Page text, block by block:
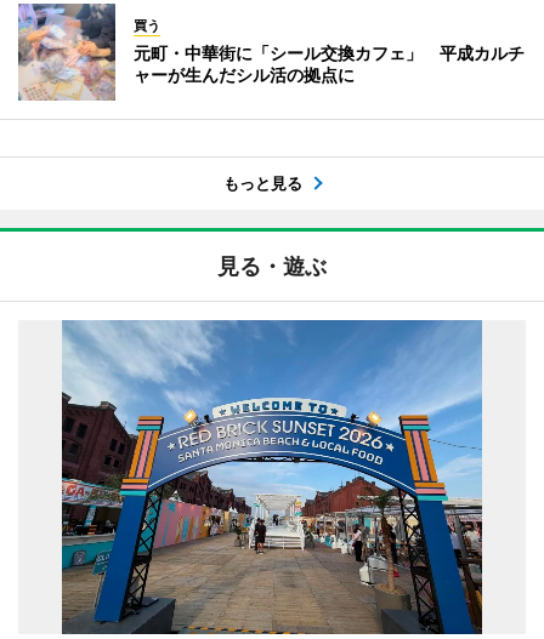
買う
元町・中華街に「シール交換カフェ」 平成カルチ
ャーが生んだシル活の拠点に
もっと見る
見る・遊ぶ